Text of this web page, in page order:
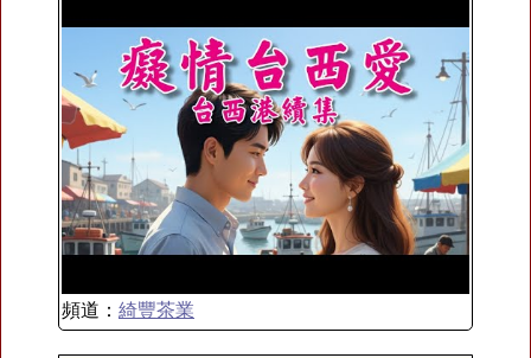
頻道： 綺豐茶業